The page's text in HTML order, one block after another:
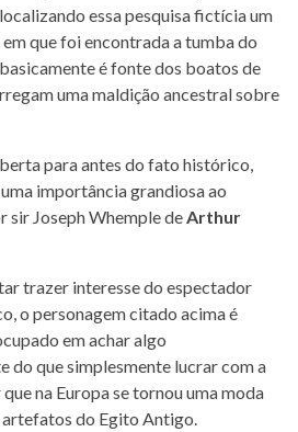
essa pesquisa fictícia um
que foi encontrada a tumba do
é fonte dos boatos de
uma maldição ancestral sobre
para antes do fato histórico,
importância grandiosa ao
sir Joseph Whemple deArthur
trazer interesse do espectador
o personagem citado acima é
em achar algo
do que simplesmente lucrar com a
na Europa se tornou uma moda
artefatos do Egito Antigo.